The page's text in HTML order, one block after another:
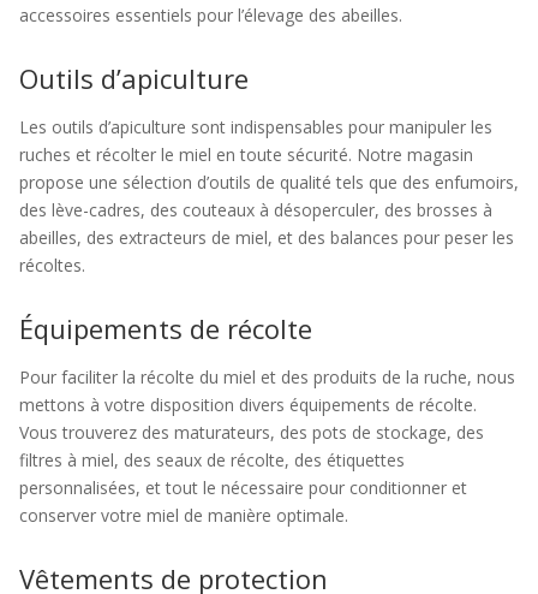
accessoires essentiels pour l’élevage des abeilles.
Outils d’apiculture
Les outils d’apiculture sont indispensables pour manipuler les
ruches et récolter le miel en toute sécurité. Notre magasin
propose une sélection d’outils de qualité tels que des enfumoirs,
des lève-cadres, des couteaux à désoperculer, des brosses à
abeilles, des extracteurs de miel, et des balances pour peser les
récoltes.
Équipements de récolte
Pour faciliter la récolte du miel et des produits de la ruche, nous
mettons à votre disposition divers équipements de récolte.
Vous trouverez des maturateurs, des pots de stockage, des
filtres à miel, des seaux de récolte, des étiquettes
personnalisées, et tout le nécessaire pour conditionner et
conserver votre miel de manière optimale.
Vêtements de protection